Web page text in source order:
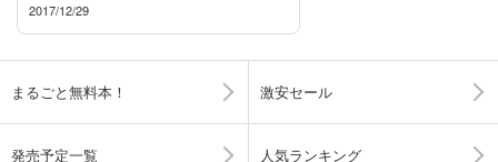
2017/12/29
まるごと無料本！ 激安セール
発売予定一覧 人気ランキング